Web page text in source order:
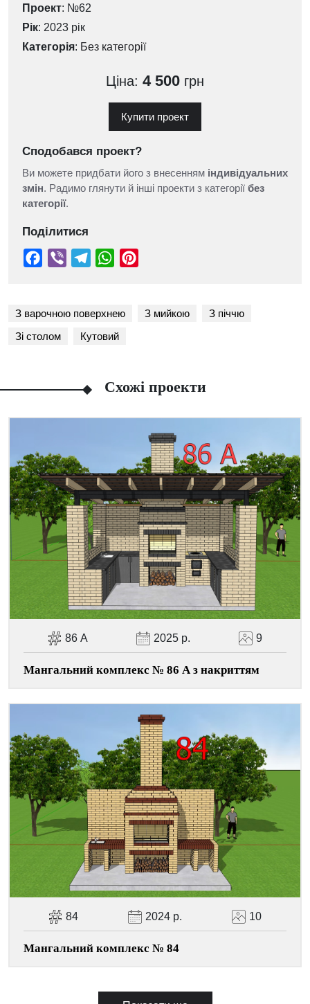
Проект: №62
Рік: 2023 рік
Категорія: Без категорії
Ціна: 4 500 грн
Купити проект
Сподобався проект?
Ви можете придбати його з внесенням індивідуальних
змін. Радимо глянути й інші проекти з категорії без
категорії.
Поділитися
Facebook
ViberTelegramWhatsApp
Pinterest
З варочною поверхнею З мийкою
З піччю
Зі столом
Кутовий
Схожі проекти
86 А 2025 р. 9
Мангальний комплекс № 86 А з накриттям
84 2024 р. 10
Мангальний комплекс № 84